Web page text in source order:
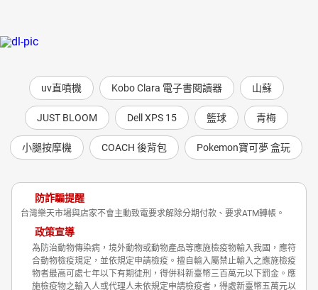
uv直噴機 Kobo Clara 電子書閱讀器 山蘇
JUST BLOOM Dell XPS 15 籃球 青梅
小腿按摩機 COACH 後背包 Pokemon寶可夢 盒玩
防詐騙提醒
台灣樂天市場與店家不會主動致電要求解除分期付款、要求ATM轉帳。
政策宣導
為防治動物傳染病，境外動物或動物產品等應施檢疫物輸入我國，應符
合動物檢疫規定，並依規定申請檢疫。擅自輸入屬禁止輸入之應施檢疫
物者最高可處七年以下有期徒刑，得併科新臺幣三百萬元以下罰金。應
施檢疫物之輸入人或代理人未依規定申請檢疫者，得處新臺幣五萬元以